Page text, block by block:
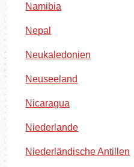
Namibia
Nepal
Neukaledonien
Neuseeland
Nicaragua
Niederlande
Niederländische Antillen